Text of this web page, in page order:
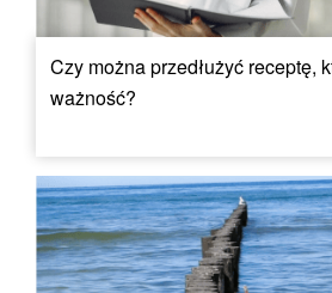
Czy można przedłużyć receptę,
ważność?